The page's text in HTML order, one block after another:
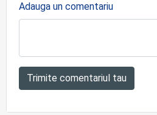
Adauga un comentariu
Trimite comentariul tau